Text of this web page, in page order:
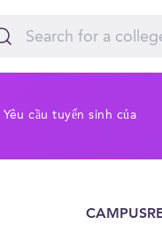
Yêu cầu tuyển sinh của